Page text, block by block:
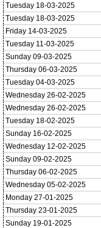
Tuesday 18-03-2025
Tuesday 18-03-2025
Friday 14-03-2025
Tuesday 11-03-2025
Sunday 09-03-2025
Thursday 06-03-2025
Tuesday 04-03-2025
Wednesday 26-02-2025
Wednesday 26-02-2025
Tuesday 18-02-2025
Sunday 16-02-2025
Wednesday 12-02-2025
Sunday 09-02-2025
Thursday 06-02-2025
Wednesday 05-02-2025
Monday 27-01-2025
Thursday 23-01-2025
Sunday 19-01-2025